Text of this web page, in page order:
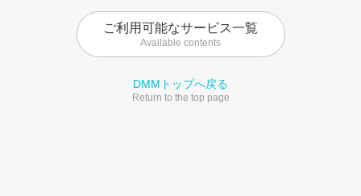
ご利用可能なサービス一覧
Available contents
DMMトップへ戻る
Return to the top page